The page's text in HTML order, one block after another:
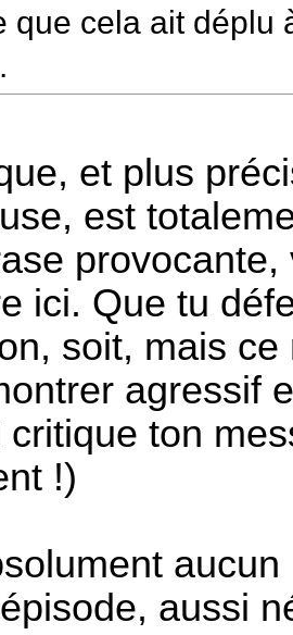
que cela ait déplu
et plus
est
ici. Que tu
soit, mais
agressif
critique ton
!)
aussi